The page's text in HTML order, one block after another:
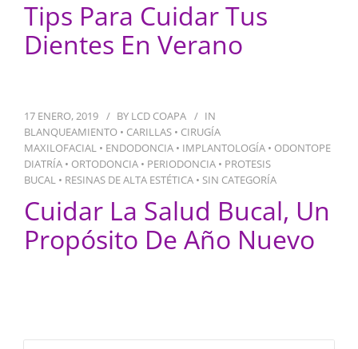
Tips Para Cuidar Tus
Dientes En Verano
17 ENERO, 2019 BY LCD COAPA
IN
BLANQUEAMIENTO • CARILLAS • CIRUGÍA
MAXILOFACIAL • ENDODONCIA • IMPLANTOLOGÍA • ODONTOPE
DIATRÍA • ORTODONCIA • PERIODONCIA • PROTESIS
BUCAL • RESINAS DE ALTA ESTÉTICA • SIN CATEGORÍA
Cuidar La Salud Bucal, Un
Propósito De Año Nuevo